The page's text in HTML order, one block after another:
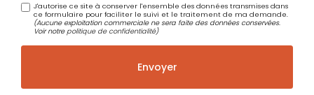
J'autorise ce site à conserver l'ensemble des données transmises dans
ce formulaire pour faciliter le suivi et le traitement de ma demande.
(Aucune exploitation commerciale ne sera faite des données conservées.
Voir notrepolitique de confidentialité)